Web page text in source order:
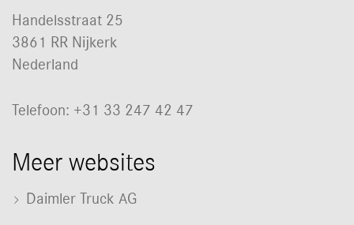
Handelsstraat 25
3861 RR Nijkerk
Nederland
Telefoon: +31 33 247 42 47
Meer websites
Daimler Truck AG